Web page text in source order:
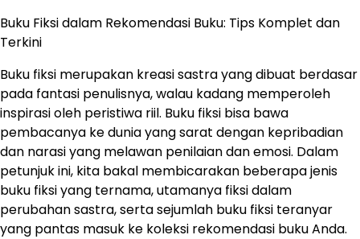
Buku Fiksi dalam Rekomendasi Buku: Tips Komplet dan
Terkini
Buku fiksi merupakan kreasi sastra yang dibuat berdasar
pada fantasi penulisnya, walau kadang memperoleh
inspirasi oleh peristiwa riil. Buku fiksi bisa bawa
pembacanya ke dunia yang sarat dengan kepribadian
dan narasi yang melawan penilaian dan emosi. Dalam
petunjuk ini, kita bakal membicarakan beberapa jenis
buku fiksi yang ternama, utamanya fiksi dalam
perubahan sastra, serta sejumlah buku fiksi teranyar
yang pantas masuk ke koleksi rekomendasi buku Anda.